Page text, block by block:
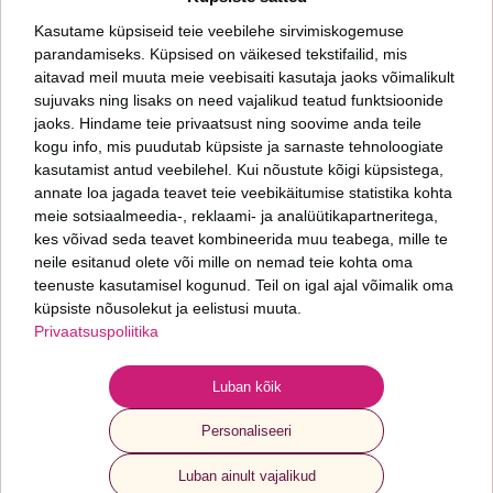
Päringut saates nõustud meieprivaatsuspoliitikaga
Oleme talentide leidmise ja arendamise ning inimkapitali uurimise ettevõte.
Aitame kasvada sinul ja sinu organisatsioonil. Meid huvitab, kuidas läheb sinu
inimestel ja mis seisus on sinu organisatsioon.
Fontes PMP OÜ
+372 6 277 077
info@fontes.ee
11415 Tallinn
ESTONIA
© 2024 Fontes. Kõik õigused kaitstud Privaatsuspoliitika ja AI kasutamine
Kasutame küpsiseid teie veebilehe sirvimiskogemuse
parandamiseks. Küpsised on väikesed tekstifailid, mis
aitavad meil muuta meie veebisaiti kasutaja jaoks võimalikult
sujuvaks ning lisaks on need vajalikud teatud funktsioonide
jaoks. Hindame teie privaatsust ning soovime anda teile
kogu info, mis puudutab küpsiste ja sarnaste tehnoloogiate
kasutamist antud veebilehel. Kui nõustute kõigi küpsistega,
annate loa jagada teavet teie veebikäitumise statistika kohta
meie sotsiaalmeedia-, reklaami- ja analüütikapartneritega,
kes võivad seda teavet kombineerida muu teabega, mille te
neile esitanud olete või mille on nemad teie kohta oma
teenuste kasutamisel kogunud. Teil on igal ajal võimalik oma
küpsiste nõusolekut ja eelistusi muuta.
Privaatsuspoliitika
Luban kõik
Personaliseeri
Luban ainult vajalikud